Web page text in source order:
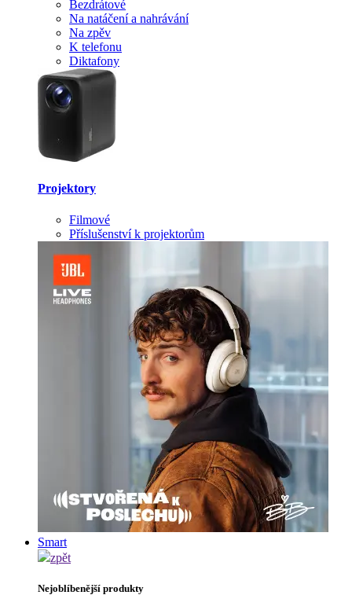
Bezdrátové
Na natáčení a nahrávání
Na zpěv
K telefonu
Diktafony
Projektory
Filmové
Příslušenství k projektorům
Smart
zpět
Nejoblíbenější produkty